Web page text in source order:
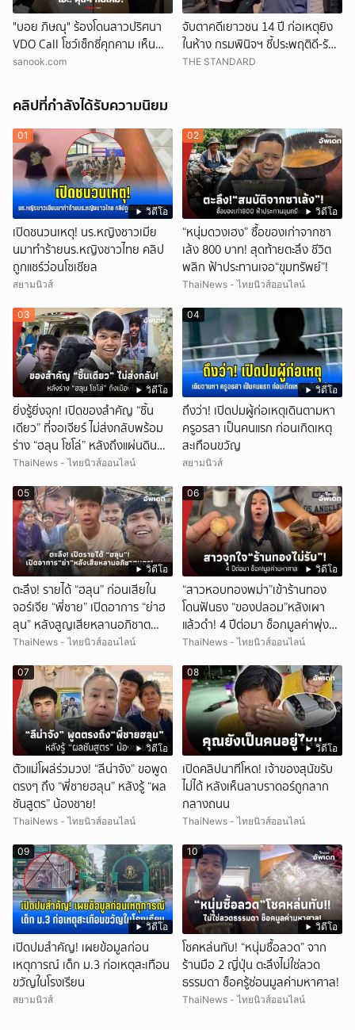
"บอย ภิษณุ" ร้องโดนสาวปริศนา
VDO Call โชว์เซ็กซี่คุกคาม เห็น
ภาพพีกสุดตอนเฉลย!
sanook.com
จับตาคดีเยาวชน 14 ปี ก่อเหตุยิง
ในห้าง กรมพินิจฯ ชี้ประพฤติดี-รับ
การรักษาต่อเนื่อง ประเมินปล่อยตัว
THE STANDARD
คลิปที่กำลังได้รับความนิยม
วิดีโอ
01
เปิดชนวนเหตุ! นร.หญิงชาวเมีย
นมาทำร้ายนร.หญิงชาวไทย คลิป
ถูกแชร์ว่อนโซเชียล
สยามนิวส์
วิดีโอ
02
“หนุ่มดวงเฮง” ซื้อของเก่าจากซา
เล้ง 800 บาท! สุดท้ายตะลึง ชีวิต
พลิก ฟ้าประทานเจอ“ขุมทรัพย์”!
ThaiNews - ไทยนิวส์ออนไลน์
วิดีโอ
03
ยิ่งรู้ยิ่งจุก! เปิดของสำคัญ “ชิ้น
เดียว” ที่จอเจียร์ ไม่ส่งกลับพร้อม
ร่าง “ฮลุน โซโล่” หลังถึงแผ่นดิน
ไทย!
ThaiNews - ไทยนิวส์ออนไลน์
วิดีโอ
04
ถึงว่า! เปิดปมผู้ก่อเหตุเดินตามหา
ครูอรสา เป็นคนแรก ก่อนเกิดเหตุ
สะเทือนขวัญ
สยามนิวส์
วิดีโอ
05
ตะลึง! รายได้ “ฮลุน” ก่อนเสียใน
จอร์เจีย “พี่ชาย” เปิดอาการ “ย่าฮ
ลุน” หลังสูญเสียหลานอภิชาต
บุตร!
ThaiNews - ไทยนิวส์ออนไลน์
วิดีโอ
06
“สาวหอบทองพม่า”เข้าร้านทอง
โดนฟันธง “ของปลอม”หลังเผา
แล้วดำ! 4 ปีต่อมา ช็อกมูลค่าพุ่ง
มหาศาล!
ThaiNews - ไทยนิวส์ออนไลน์
วิดีโอ
07
ตัวแม่โผล่ร่วมวง! “ลีน่าจัง” ขอพูด
ตรงๆ ถึง “พี่ชายฮลุน” หลังรู้ “ผล
ชันสูตร” น้องชาย!
ThaiNews - ไทยนิวส์ออนไลน์
วิดีโอ
08
เปิดคลิปนาทีโหด! เจ้าของสุนัขรับ
ไม่ได้ หลังเห็นลาบราดอร์ถูกลาก
กลางถนน
ThaiNews - ไทยนิวส์ออนไลน์
วิดีโอ
09
เปิดปมสำคัญ! เผยข้อมูลก่อน
เหตุการณ์ เด็ก ม.3 ก่อเหตุสะเทือน
ขวัญในโรงเรียน
สยามนิวส์
วิดีโอ
10
โชคหล่นทับ! “หนุ่มซื้อลวด” จาก
ร้านมือ 2 ญี่ปุ่น ตะลึงไม่ใช่ลวด
ธรรมดา ช็อครู้ซ่อนมูลค่ามหาศาล!
ThaiNews - ไทยนิวส์ออนไลน์